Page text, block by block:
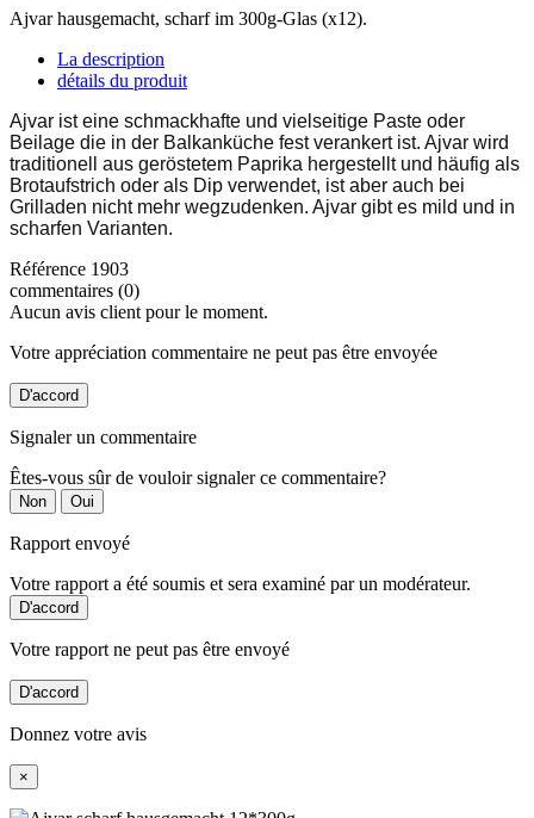
Ajvar hausgemacht, scharf im 300g-Glas (x12).
La description
détails du produit
Ajvar ist eine schmackhafte und vielseitige Paste oder
Beilage die in der Balkanküche fest verankert ist. Ajvar wird
traditionell aus geröstetem Paprika hergestellt und häufig als
Brotaufstrich oder als Dip verwendet, ist aber auch bei
Grilladen nicht mehr wegzudenken. Ajvar gibt es mild und in
scharfen Varianten.
Référence 1903
commentaires (0)
Aucun avis client pour le moment.
Votre appréciation commentaire ne peut pas être envoyée
D'accord
Signaler un commentaire
Êtes-vous sûr de vouloir signaler ce commentaire?
Non Oui
Rapport envoyé
Votre rapport a été soumis et sera examiné par un modérateur.
D'accord
Votre rapport ne peut pas être envoyé
D'accord
Donnez votre avis
×